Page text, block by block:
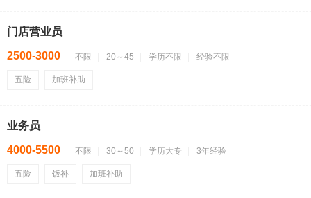
门店营业员
2500-3000 不限 20～45 学历不限 经验不限
五险 加班补助
业务员
4000-5500 不限 30～50 学历大专 3年经验
五险 饭补 加班补助